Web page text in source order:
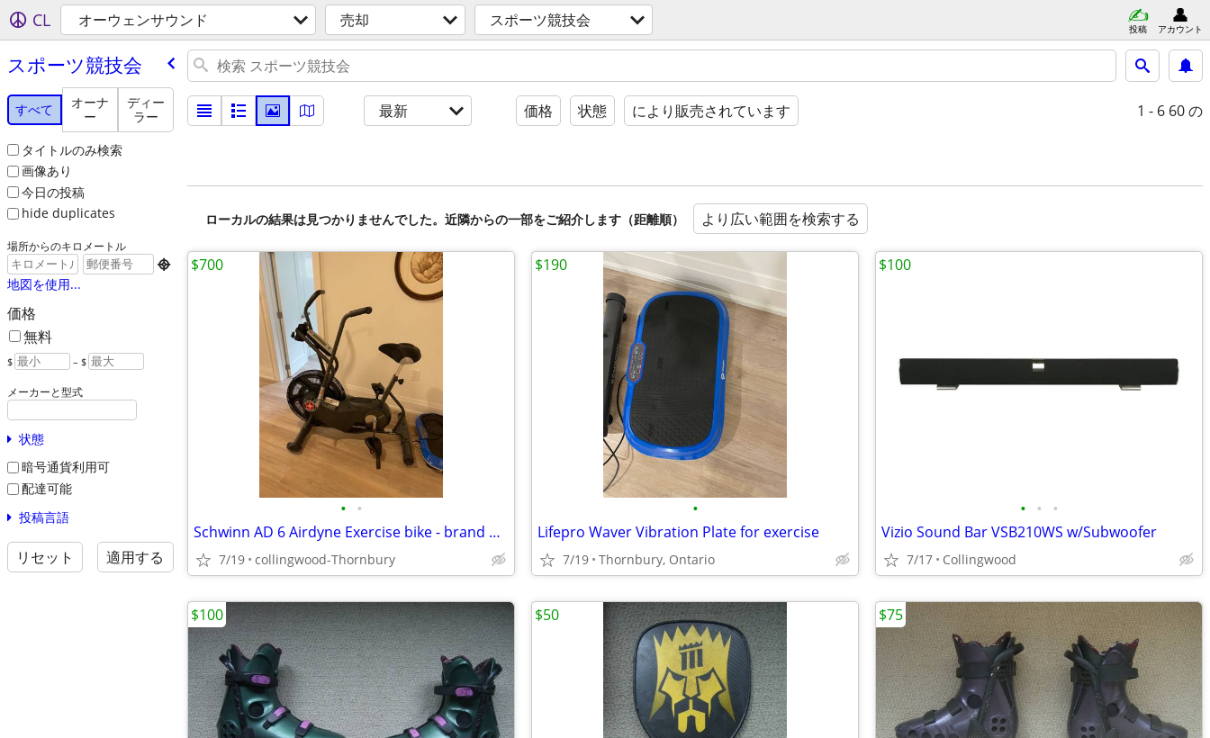
CL オーウェンサウンド 売却 スポーツ競技会 投稿 アカウント
スポーツ競技会
すべて
オーナ
ー
ディー
ラー
タイトルのみ検索
画像あり
今日の投稿
hide duplicates
場所からのキロメートル

地図を使用...
価格
無料
$ – $
メーカーと型式
状態
暗号通貨利用可
配達可能
投稿言語
リセット 適用する
最新 価格 状態 により販売されています 1 - 6 60 の
ローカルの結果は見つかりませんでした。近隣からの一部をご紹介します（距離順） より広い範囲を検索する
• •
Schwinn AD 6 Airdyne Exercise bike - brand new
7/19 collingwood-Thornbury
$700
•
Lifepro Waver Vibration Plate for exercise
7/19 Thornbury, Ontario
$190
• • •
Vizio Sound Bar VSB210WS w/Subwoofer
7/17 Collingwood
$100
$100 $50 $75